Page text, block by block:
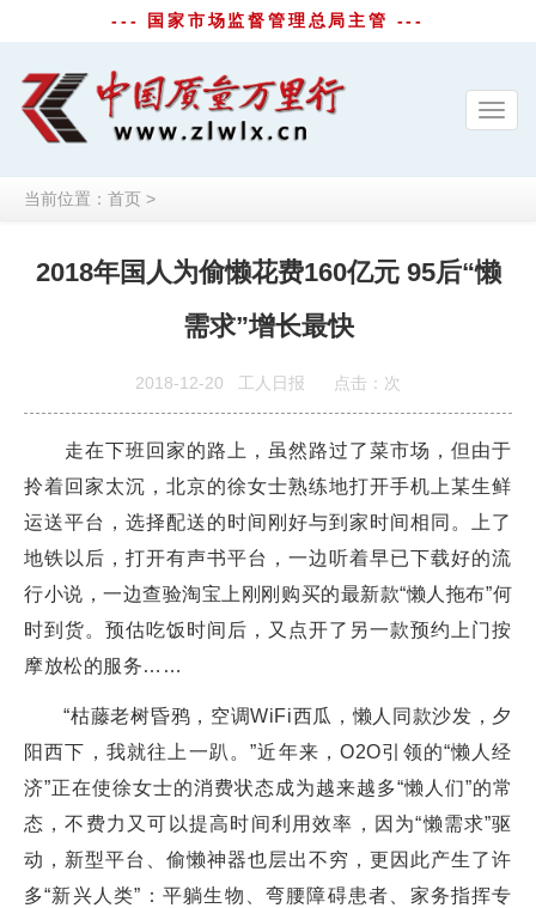
--- 国家市场监督管理总局主管 ---
当前位置： 首页 >
2018年国人为偷懒花费160亿元 95后“懒
需求”增长最快
2018-12-20 工人日报 点击： 次
走在下班回家的路上，虽然路过了菜市场，但由于
拎着回家太沉，北京的徐女士熟练地打开手机上某生鲜
运送平台，选择配送的时间刚好与到家时间相同。上了
地铁以后，打开有声书平台，一边听着早已下载好的流
行小说，一边查验淘宝上刚刚购买的最新款“懒人拖布”何
时到货。预估吃饭时间后，又点开了另一款预约上门按
摩放松的服务……
“枯藤老树昏鸦，空调WiFi西瓜，懒人同款沙发，夕
阳西下，我就往上一趴。”近年来，O2O引领的“懒人经
济”正在使徐女士的消费状态成为越来越多“懒人们”的常
态，不费力又可以提高时间利用效率，因为“懒需求”驱
动，新型平台、偷懒神器也层出不穷，更因此产生了许
多“新兴人类”：平躺生物、弯腰障碍患者、家务指挥专